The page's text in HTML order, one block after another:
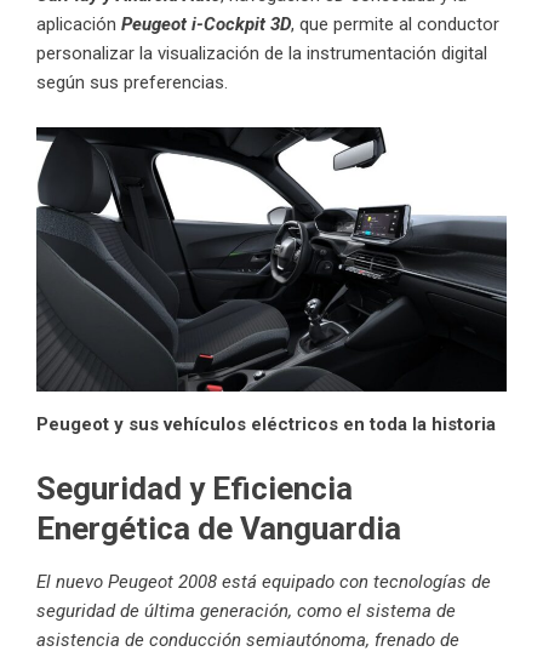
aplicación Peugeot i-Cockpit 3D, que permite al conductor
personalizar la visualización de la instrumentación digital
según sus preferencias.
Peugeot y sus vehículos eléctricos en toda la historia
Seguridad y Eficiencia
Energética de Vanguardia
El nuevo Peugeot 2008 está equipado con tecnologías de
seguridad de última generación, como el sistema de
asistencia de conducción semiautónoma, frenado de